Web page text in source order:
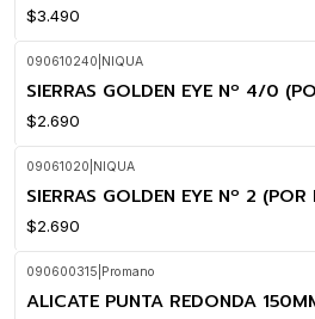
$3.490
090610240 NIQUA
SIERRAS GOLDEN EYE Nº 4/0
$2.690
09061020 NIQUA
SIERRAS GOLDEN EYE Nº 2
$2.690
090600315 Promano
ALICATE PUNTA REDONDA